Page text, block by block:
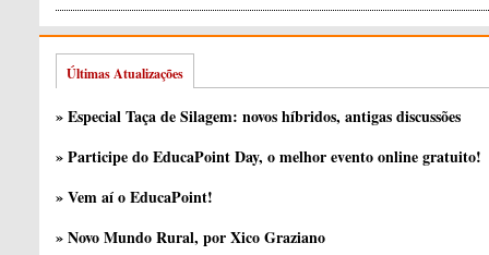
Últimas Atualizações
» Especial Taça de Silagem: novos híbridos, antigas discussões
» Participe do EducaPoint Day, o melhor evento online gratuito!
» Vem aí o EducaPoint!
» Novo Mundo Rural, por Xico Graziano